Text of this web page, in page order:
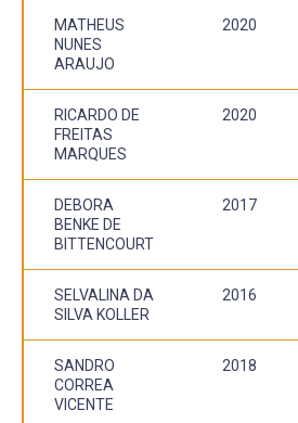
MATHEUS
NUNES
ARAUJO
2020
RICARDO DE
FREITAS
MARQUES
2020
DEBORA
BENKE DE
BITTENCOURT
2017
SELVALINA DA
SILVA KOLLER
2016
SANDRO
CORREA
VICENTE
2018